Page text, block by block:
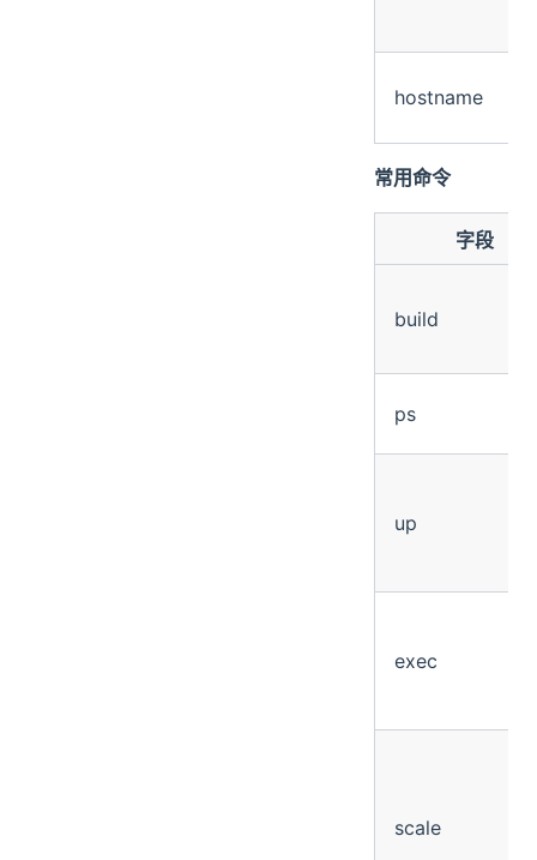
hostname
常用命令
字段
build
ps
up
exec
scale